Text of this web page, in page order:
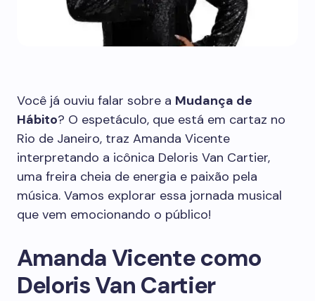
Você já ouviu falar sobre a Mudança de
Hábito? O espetáculo, que está em cartaz no
Rio de Janeiro, traz Amanda Vicente
interpretando a icônica Deloris Van Cartier,
uma freira cheia de energia e paixão pela
música. Vamos explorar essa jornada musical
que vem emocionando o público!
Amanda Vicente como
Deloris Van Cartier